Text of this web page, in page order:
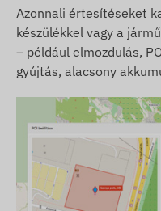
Azonnali értesítéseket
készülékkel vagy a
– például elmozdulás,
gyújtás, alacsony